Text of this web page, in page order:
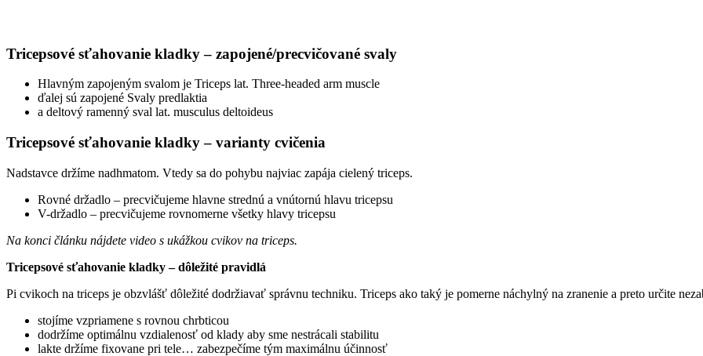
Tricepsové sťahovanie kladky – zapojené/precvičované svaly
Hlavným zapojeným svalom je Triceps lat. Three-headed arm muscle
ďalej sú zapojené Svaly predlaktia
a deltový ramenný sval lat. musculus deltoideus
Tricepsové sťahovanie kladky – varianty cvičenia
Nadstavce držíme nadhmatom. Vtedy sa do pohybu najviac zapája cielený triceps.
Rovné držadlo – precvičujeme hlavne strednú a vnútornú hlavu tricepsu
V-držadlo – precvičujeme rovnomerne všetky hlavy tricepsu
Na konci článku nájdete video s ukážkou cvikov na triceps.
Tricepsové sťahovanie kladky – dôležité pravidlá
Pi cvikoch na triceps je obzvlášť dôležité dodržiavať správnu techniku. Triceps ako taký je pomerne náchylný na zranenie a preto určite
stojíme vzpriamene s rovnou chrbticou
dodržíme optimálnu vzdialenosť od klady aby sme nestrácali stabilitu
lakte držíme fixovane pri tele… zabezpečíme tým maximálnu účinnosť